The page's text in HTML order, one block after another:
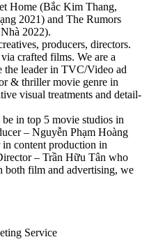
Home (Bắc Kim Thang,
2021) and The Rumors
2022).
producers, directors.
crafted films. We are a
the leader in TVC/Video ad
& thriller movie genre in
visual treatments and detail-
in top 5 movie studios in
– Nguyễn Phạm Hoàng
content production in
– Trần Hữu Tân who
both film and advertising, we
Service